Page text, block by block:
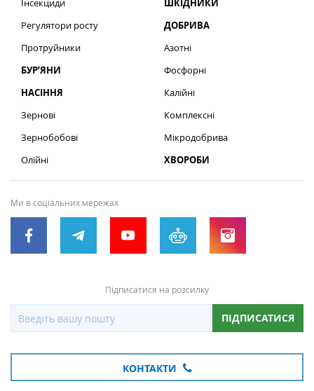
Інсекциди
Регулятори росту
Протруйники
БУР’ЯНИ
НАСІННЯ
Зернові
Зернобобові
Олійні
ШКІДНИКИ
ДОБРИВА
Азотні
Фосфорні
Калійні
Комплексні
Мікродобрива
ХВОРОБИ
Ми в соціальних мережах
Підписатися на розсилку
ПІДПИСАТИСЯ
КОНТАКТИ